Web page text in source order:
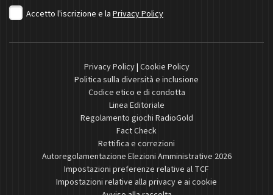
Accetto l'iscrizione e la Privacy Policy
Privacy Policy| Cookie Policy
Politica sulla diversità e inclusione
Codice etico e di condotta
Linea Editoriale
Regolamento giochi RadioGold
Fact Check
Rettifica e correzioni
Autoregolamentazione Elezioni Amministrative 2026
Impostazioni preferenze relative al TCF
Impostazioni relative alla privacy e ai cookie